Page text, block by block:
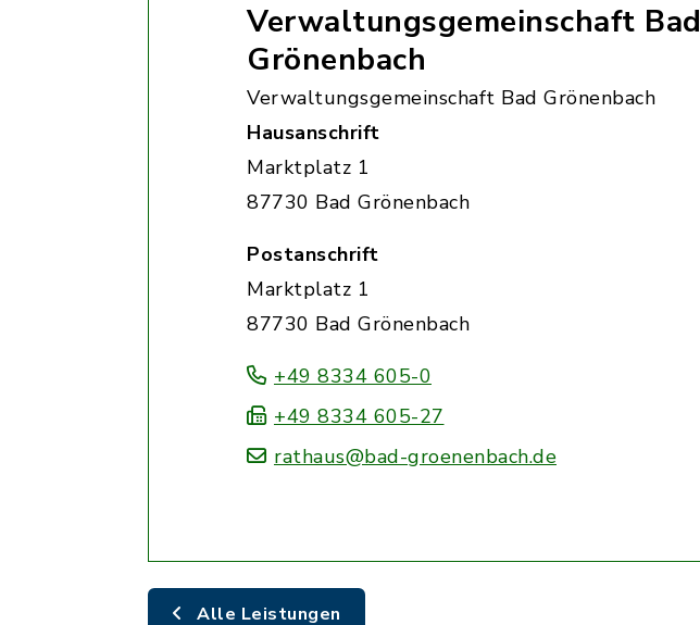
Verwaltungsgemeinschaft Bad
Grönenbach
Verwaltungsgemeinschaft Bad Grönenbach
Hausanschrift
Marktplatz 1
87730 Bad Grönenbach
Postanschrift
Marktplatz 1
87730 Bad Grönenbach
+49 8334 605-0
+49 8334 605-27
rathaus@bad-groenenbach.de
Alle Leistungen